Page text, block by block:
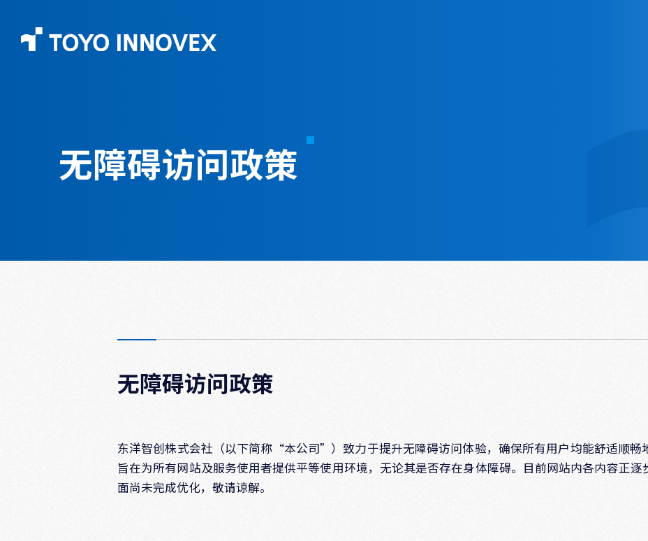
无障碍访问政策
无障碍访问政策
东洋智创株式会社（以下简称“本公司”）致力于提升无障碍访问体验，确保所有用户均能舒适顺畅
旨在为所有网站及服务使用者提供平等使用环境，无论其是否存在身体障碍。目前网站内各内容正
面尚未完成优化，敬请谅解。